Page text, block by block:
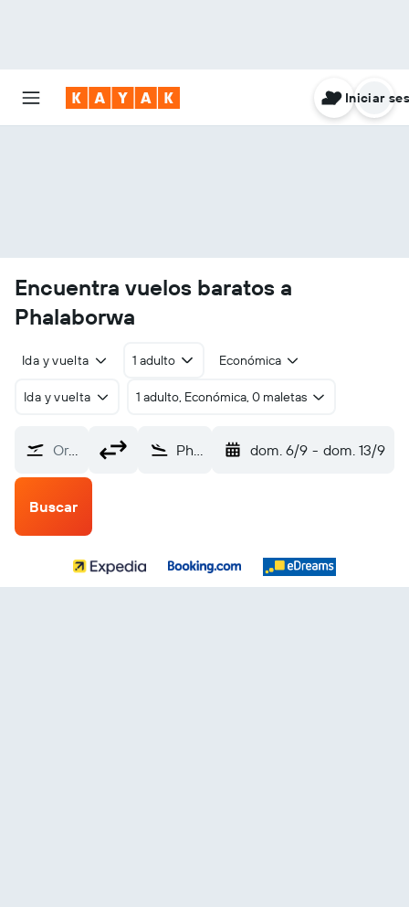
Iniciar
Encuentra vuelos baratos a
Phalaborwa
Ida y vuelta 1 adulto Económica
Ida y vuelta 1 adulto, Económica, 0 maletas
Origen Phalaborwa (PHW) dom. 6/9 - dom. 13/9
Buscar